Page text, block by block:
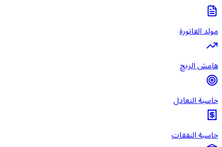
مولد الفاتورة
هامش الربح
حاسبة التعادل
حاسبة النفقات